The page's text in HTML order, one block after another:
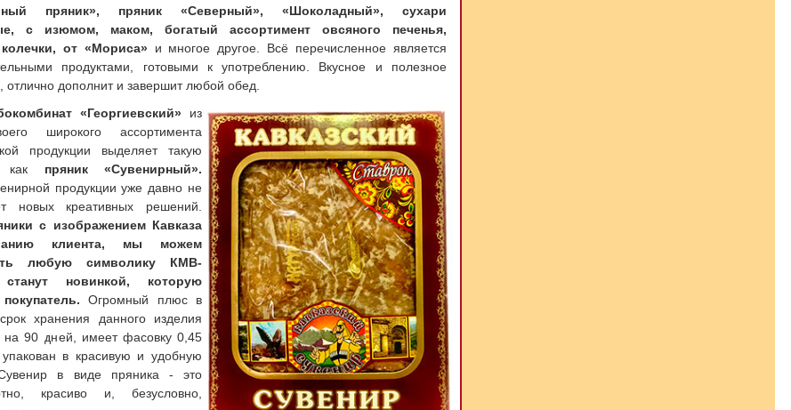
пряник», пряник «Северный», «Шоколадный», сухари
с изюмом, маком, богатый ассортимент овсяного печенья,
от «Мориса»и многое другое. Всё перечисленное является
продуктами, готовыми к употреблению. Вкусное и полезное
отлично дополнит и завершит любой обед.
«Георгиевский» из
широкого ассортимента
продукции выделяет такую
как пряник «Сувенирный».
продукции уже давно не
новых креативных решений.
с изображением Кавказа
клиента, мы можем
любую символику КМВ-
новинкой, которую
Огромный плюс в
хранения данного изделия
на 90 дней, имеет фасовку 0,45
в красивую и удобную
Сувенир в виде пряника - это
красиво и, безусловно,